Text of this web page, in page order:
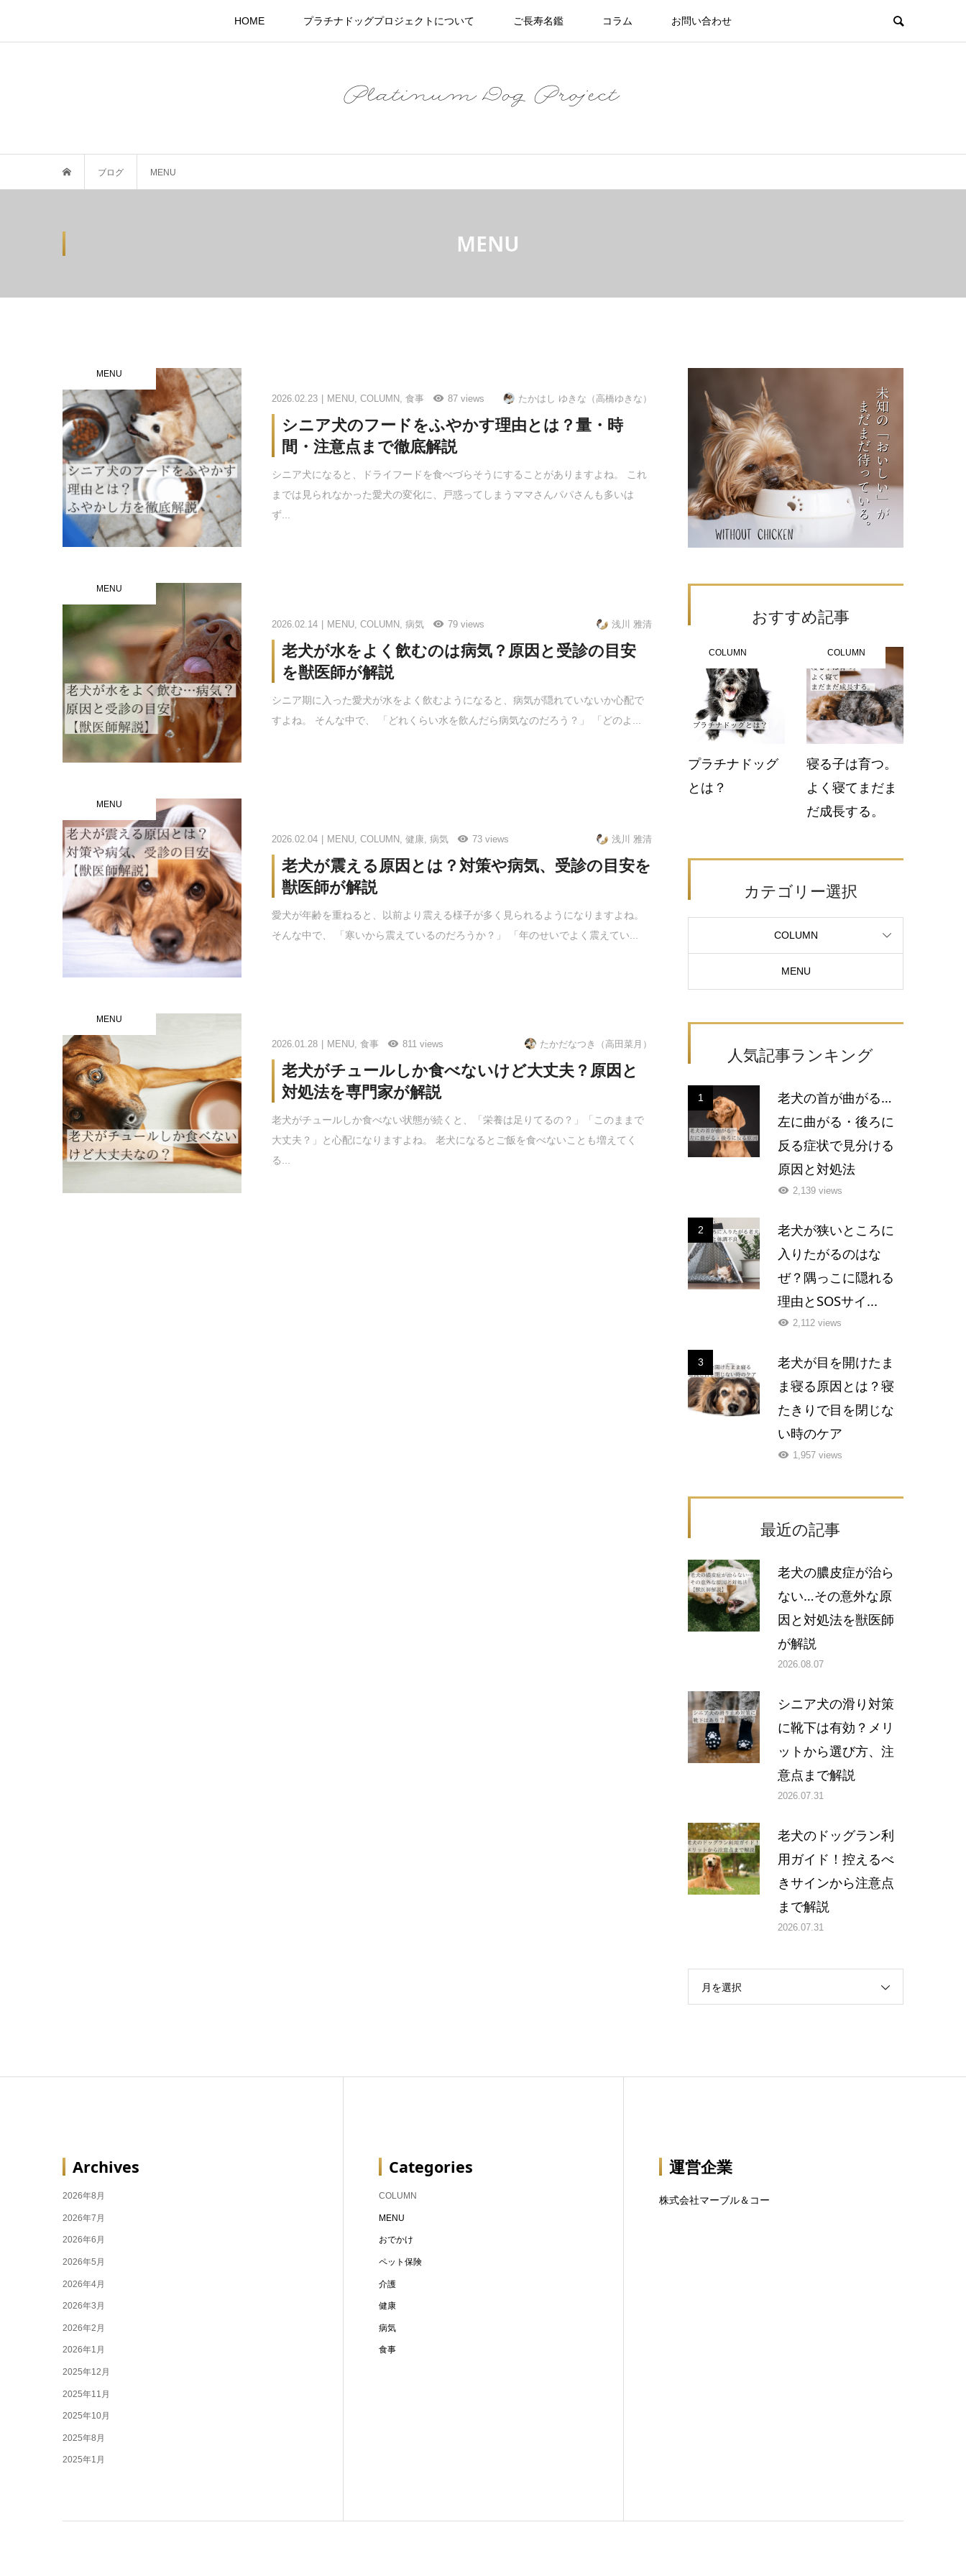
HOME プラチナドッグプロジェクトについて ご長寿名鑑 コラム お問い合わせ
ブログ MENU
MENU
MENU
2026.02.23 MENU,COLUMN,食事 87 views たかはし ゆきな（高橋ゆきな）
シニア犬のフードをふやかす理由とは？量・時
間・注意点まで徹底解説
シニア犬になると、ドライフードを食べづらそうにすることがありますよね。 これ
までは見られなかった愛犬の変化に、戸惑ってしまうママさんパパさんも多いは
ず...
MENU
2026.02.14 MENU ,COLUMN ,病気 79 views 浅川 雅清
老犬が水をよく飲むのは病気？原因と受診の目安
を獣医師が解説
シニア期に入った愛犬が水をよく飲むようになると、病気が隠れていないか心配で
すよね。 そんな中で、 「どれくらい水を飲んだら病気なのだろう？」 「どのよ...
MENU
2026.02.04 MENU ,COLUMN ,健康 ,病気 73 views 浅川 雅清
老犬が震える原因とは？対策や病気、受診の目安を
獣医師が解説
愛犬が年齢を重ねると、以前より震える様子が多く見られるようになりますよね。
そんな中で、 「寒いから震えているのだろうか？」 「年のせいでよく震えてい...
MENU
2026.01.28 MENU,食事 811 views たかだなつき（高田菜月）
老犬がチュールしか食べないけど大丈夫？原因と
対処法を専門家が解説
老犬がチュールしか食べない状態が続くと、「栄養は足りてるの？」「このままで
大丈夫？」と心配になりますよね。 老犬になるとご飯を食べないことも増えてく
る...
おすすめ記事
COLUMN
プラチナドッグ
とは？
COLUMN
寝る子は育つ。
よく寝てまだま
だ成長する。
カテゴリー選択
COLUMN
MENU
人気記事ランキング
1
老犬の首が曲がる…
左に曲がる・後ろに
反る症状で見分ける
原因と対処法
2,139 views
2
老犬が狭いところに
入りたがるのはな
ぜ？隅っこに隠れる
理由とSOSサイ...
2,112 views
3
老犬が目を開けたま
ま寝る原因とは？寝
たきりで目を閉じな
い時のケア
1,957 views
最近の記事
老犬の膿皮症が治ら
ない…その意外な原
因と対処法を獣医師
が解説
2026.08.07
シニア犬の滑り対策
に靴下は有効？メリ
ットから選び方、注
意点まで解説
2026.07.31
老犬のドッグラン利
用ガイド！控えるべ
きサインから注意点
まで解説
2026.07.31
月を選択
Archives
2026年8月
2026年7月
2026年6月
2026年5月
2026年4月
2026年3月
2026年2月
2026年1月
2025年12月
2025年11月
2025年10月
2025年8月
2025年1月
Categories
COLUMN
MENU
おでかけ
ペット保険
介護
健康
病気
食事
運営企業
株式会社マーブル＆コー